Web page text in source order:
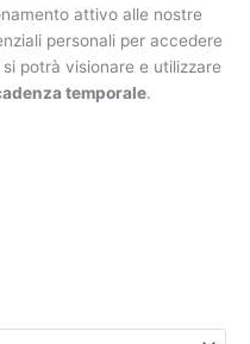
attivo alle nostre
personali per accedere
potrà visionare e utilizzare
temporale.